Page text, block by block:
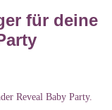
für deine
Reveal Baby Party.